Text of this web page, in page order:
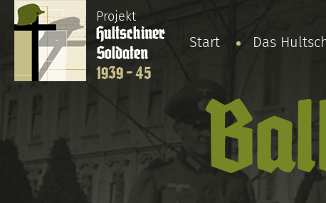
Projekt
Hultschiner
Soldaten
1939 - 45
Start Das